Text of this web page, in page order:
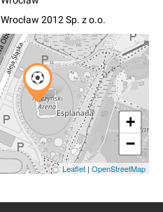
Wrocław 2012 Sp. z o.o.
+
−
Leaflet | OpenStreetMap